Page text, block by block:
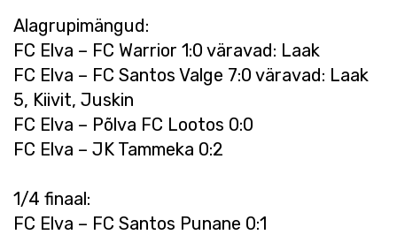
Alagrupimängud:
FC Elva – FC Warrior 1:0 väravad: Laak
FC Elva – FC Santos Valge 7:0 väravad: Laak
5, Kiivit, Juskin
FC Elva – Põlva FC Lootos 0:0
FC Elva – JK Tammeka 0:2
1/4 finaal:
FC Elva – FC Santos Punane 0:1